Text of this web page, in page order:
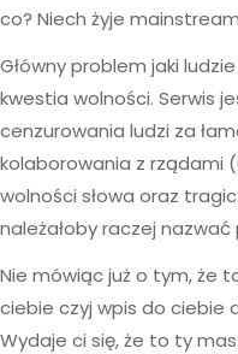
co? Niech żyje
Główny problem jaki
kwestia wolności. Serwis
cenzurowania ludzi za
kolaborowania z rządami
wolności słowa oraz
należałoby raczej
Nie mówiąc już o tym, że
ciebie czyj wpis do ciebie
Wydaje ci się, że to ty